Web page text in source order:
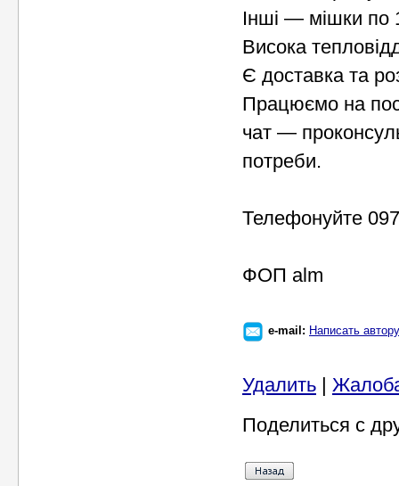
Інші — мішки по
Висока
Є доставка та
Працюємо на
чат —
потреби.
Телефонуйте
ФОП alm
e-mail: Написать автору
Удалить |
Поделиться с